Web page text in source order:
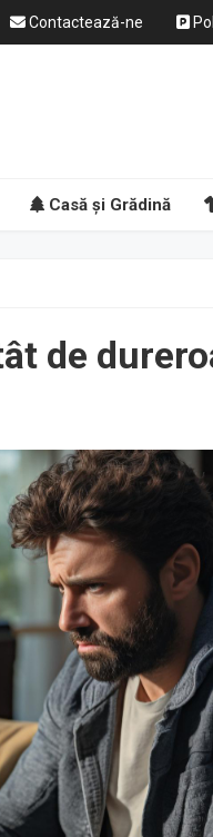
Contactează-ne
Casă și Grădină
de